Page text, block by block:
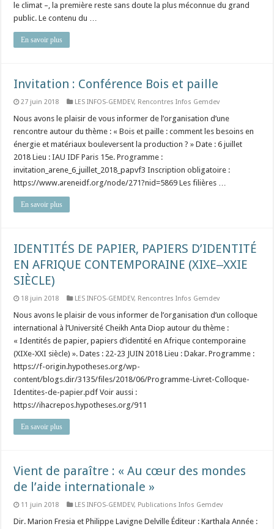
le climat –, la première reste sans doute la plus méconnue du grand
public. Le contenu du …
En savoir plus
Invitation : Conférence Bois et paille
27 juin 2018 LES INFOS-GEMDEV, Rencontres Infos Gemdev
Nous avons le plaisir de vous informer de l’organisation d’une
rencontre autour du thème : « Bois et paille : comment les besoins en
énergie et matériaux bouleversent la production ? » Date : 6 juillet
2018 Lieu : IAU IDF Paris 15e. Programme :
invitation_arene_6_juillet_2018_papvf3 Inscription obligatoire :
https://www.areneidf.org/node/271?nid=5869 Les filières …
En savoir plus
IDENTITÉS DE PAPIER, PAPIERS D’IDENTITÉ
EN AFRIQUE CONTEMPORAINE (XIXE‒XXIE
SIÈCLE)
18 juin 2018 LES INFOS-GEMDEV, Rencontres Infos Gemdev
Nous avons le plaisir de vous informer de l’organisation d’un colloque
international à l’Université Cheikh Anta Diop autour du thème :
« Identités de papier, papiers d’identité en Afrique contemporaine
(XIXe-XXI siècle) ». Dates : 22-23 JUIN 2018 Lieu : Dakar. Programme :
https://f-origin.hypotheses.org/wp-
content/blogs.dir/3135/files/2018/06/Programme-Livret-Colloque-
Identites-de-papier.pdf Voir aussi :
https://ihacrepos.hypotheses.org/911
En savoir plus
Vient de paraître : « Au cœur des mondes
de l’aide internationale »
11 juin 2018 LES INFOS-GEMDEV, Publications Infos Gemdev
Dir. Marion Fresia et Philippe Lavigne Delville Éditeur : Karthala Année :